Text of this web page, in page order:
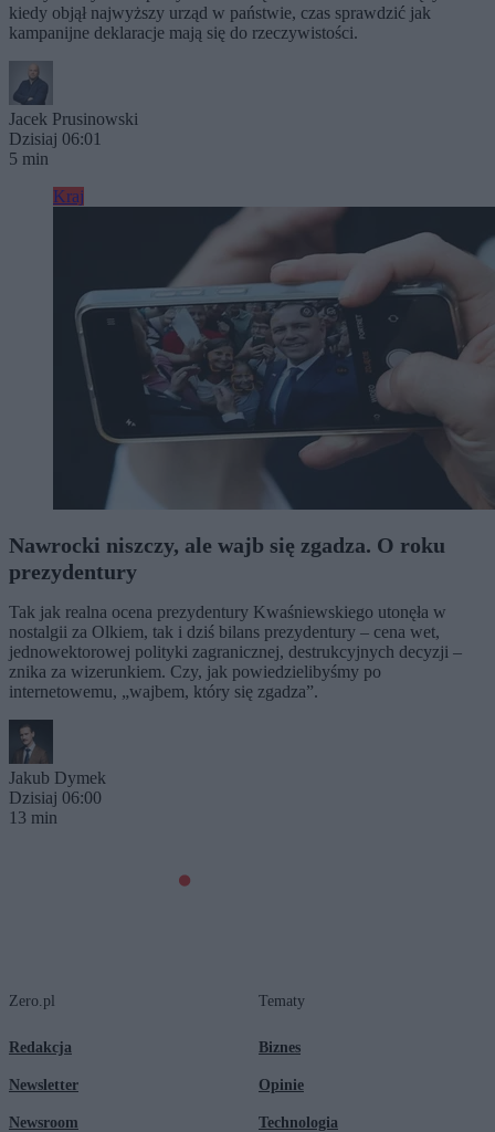
kiedy objął najwyższy urząd w państwie, czas sprawdzić jak
kampanijne deklaracje mają się do rzeczywistości.
Jacek Prusinowski
Dzisiaj 06:01
5 min
Kraj
Nawrocki niszczy, ale wajb się zgadza. O roku
prezydentury
Tak jak realna ocena prezydentury Kwaśniewskiego utonęła w
nostalgii za Olkiem, tak i dziś bilans prezydentury – cena wet,
jednowektorowej polityki zagranicznej, destrukcyjnych decyzji –
znika za wizerunkiem. Czy, jak powiedzielibyśmy po
internetowemu, „wajbem, który się zgadza”.
Jakub Dymek
Dzisiaj 06:00
13 min
Zero.pl
Redakcja
Newsletter
Newsroom
Tematy
Biznes
Opinie
Technologia